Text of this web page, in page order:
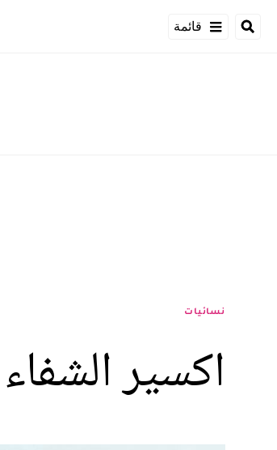
قائمة
نسائيات
اكسير